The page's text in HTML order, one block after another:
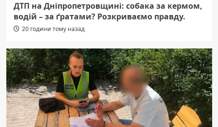
ДТП на Дніпропетровщині: собака за кермом,
водій – за ґратами? Розкриваємо правду.
20 години тому назад